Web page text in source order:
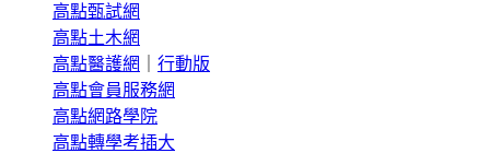
高點甄試網
高點土木網
高點醫護網
行動版
高點會員服務網
高點網路學院
高點轉學考插大